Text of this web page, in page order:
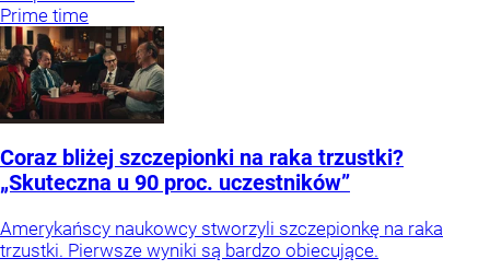
Prime time
Coraz bliżej szczepionki na raka trzustki?
„Skuteczna u 90 proc. uczestników”
Amerykańscy naukowcy stworzyli szczepionkę na raka
trzustki. Pierwsze wyniki są bardzo obiecujące.